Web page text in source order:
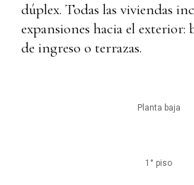
dúplex. Todas las viviendas
expansiones hacia el exterior:
de ingreso o terrazas.
Planta baja
1° piso